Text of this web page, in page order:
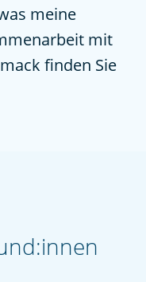
meine
mit
finden Sie